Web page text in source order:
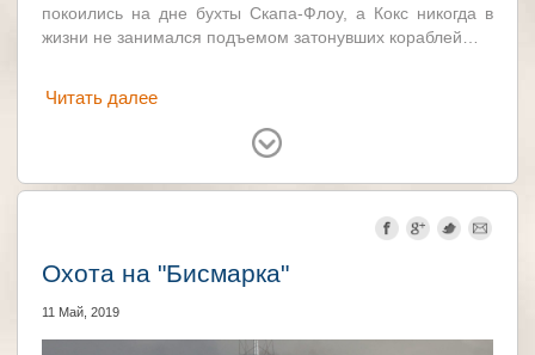
покоились на дне бухты Скапа-Флоу, а Кокс никогда в
жизни не занимался подъемом затонувших кораблей…
Читать далее
Германия Великобритания
Охота на "Бисмарка"
11 Май, 2019